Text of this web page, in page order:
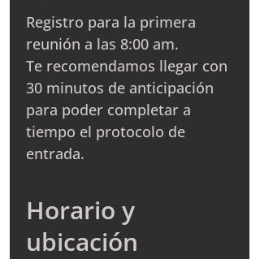
Registro para la primera
reunión a las 8:00 am.
Te recomendamos llegar con
30 minutos de anticipación
para poder completar a
tiempo el protocolo de
entrada.
Horario y
ubicación